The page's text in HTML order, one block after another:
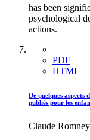
has been
psychological
actions.
PDF
HTML
De quelques aspects
publiés pour les
Claude Romney